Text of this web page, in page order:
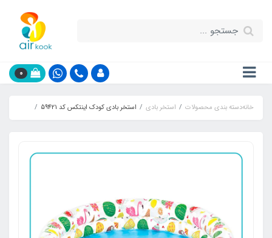
0
خانهدسته بندی محصولات استخر بادی استخر بادی کودک اینتکس کد 59421